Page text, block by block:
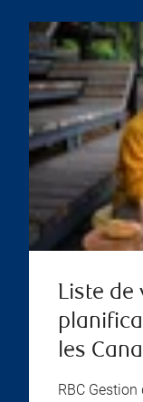
Liste de
les
RBC